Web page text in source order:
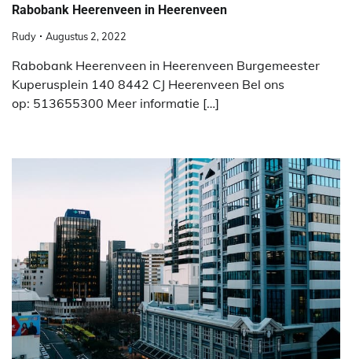
Rabobank Heerenveen in Heerenveen
Rudy Augustus 2, 2022
Rabobank Heerenveen in Heerenveen Burgemeester
Kuperusplein 140 8442 CJ Heerenveen Bel ons
op: 513655300 Meer informatie […]